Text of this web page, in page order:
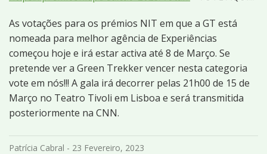
As votações para os prémios NIT em que a GT está
nomeada para melhor agência de Experiências
começou hoje e irá estar activa até 8 de Março. Se
pretende ver a Green Trekker vencer nesta categoria
vote em nós!!! A gala irá decorrer pelas 21h00 de 15 de
Março no Teatro Tivoli em Lisboa e será transmitida
posteriormente na CNN.
Patrícia Cabral - 23 Fevereiro, 2023